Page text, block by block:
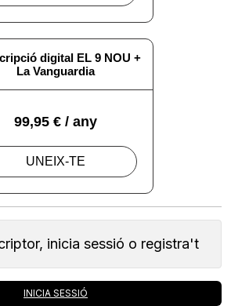
inicia sessió o registra't
INICIA SESSIÓ